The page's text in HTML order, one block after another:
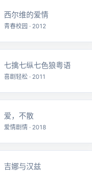
西尔维的爱情
青春校园 · 2012
七擒七纵七色狼粤语
喜剧轻松 · 2011
爱，不散
爱情剧情 · 2018
吉娜与汉兹